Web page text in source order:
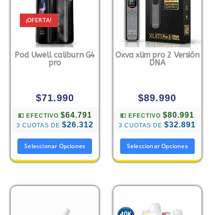
¡OFERTA!
Pod Uwell caliburn G4
pro
$71.990
💵 EFECTIVO $64.791
3 CUOTAS DE $26.312
Seleccionar Opciones
Oxva xlim pro 2 Versión
DNA
$89.990
💵 EFECTIVO$80.991
3 CUOTAS DE$32.891
Seleccionar Opciones